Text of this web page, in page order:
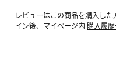
レビューはこの商品を購入し
イン後、マイページ内 購入履